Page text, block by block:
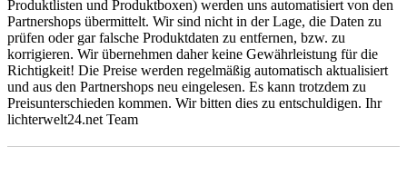
Produktlisten und Produktboxen) werden uns automatisiert von den
Partnershops übermittelt. Wir sind nicht in der Lage, die Daten zu
prüfen oder gar falsche Produktdaten zu entfernen, bzw. zu
korrigieren. Wir übernehmen daher keine Gewährleistung für die
Richtigkeit! Die Preise werden regelmäßig automatisch aktualisiert
und aus den Partnershops neu eingelesen. Es kann trotzdem zu
Preisunterschieden kommen. Wir bitten dies zu entschuldigen. Ihr
lichterwelt24.net Team